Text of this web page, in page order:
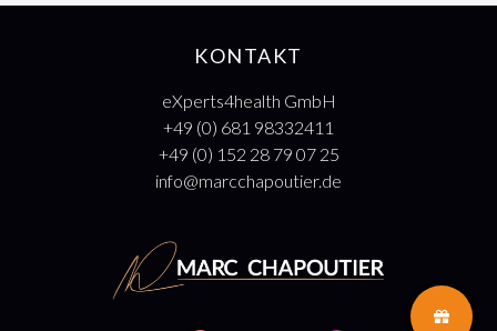
KONTAKT
eXperts4health GmbH
+49 (0) 681 98332411
+49 (0) 152 28 79 07 25
info@marcchapoutier.de